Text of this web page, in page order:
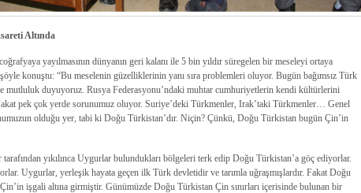
Altında
yayılmasının dünyanın geri kalanı ile 5 bin yıldır süregelen bir meseleyi ortaya
konuştu: “Bu meselenin güzelliklerinin yanı sıra problemleri oluyor. Bugün bağımsız Türk
mutluluk duyuyoruz. Rusya Federasyonu’ndaki muhtar cumhuriyetlerin kendi kültürlerini
pek çok yerde sorunumuz oluyor. Suriye’deki Türkmenler, Irak’taki Türkmenler… Genel
olduğu yer, tabi ki Doğu Türkistan’dır. Niçin? Çünkü, Doğu Türkistan bugün Çin’in
yıkılınca Uygurlar bulundukları bölgeleri terk edip Doğu Türkistan’a göç ediyorlar.
Uygurlar, yerleşik hayata geçen ilk Türk devletidir ve tarımla uğraşmışlardır. Fakat Doğu
işgali altına girmiştir. Günümüzde Doğu Türkistan Çin sınırları içerisinde bulunan bir